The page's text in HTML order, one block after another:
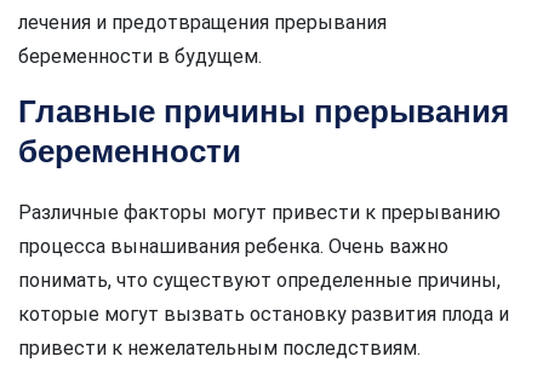
лечения и предотвращения прерывания
беременности в будущем.
Главные причины прерывания
беременности
Различные факторы могут привести к прерыванию
процесса вынашивания ребенка. Очень важно
понимать, что существуют определенные причины,
которые могут вызвать остановку развития плода и
привести к нежелательным последствиям.